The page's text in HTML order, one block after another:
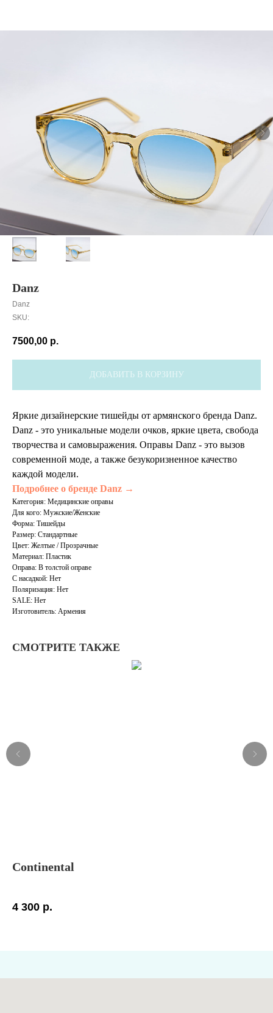
Danz
Danz
SKU:
7500,00 р.
ДОБАВИТЬ В КОРЗИНУ
Яркие дизайнерские тишейды от армянского бренда Danz.
Danz - это уникальные модели очков, яркие цвета, свобода
творчества и самовыражения. Оправы Danz - это вызов
современной моде, а также безукоризненное качество
каждой модели.
Подробнее о бренде Danz →
Категория: Медицинские оправы
Для кого: Мужские/Женские
Форма: Тишейды
Размер: Стандартные
Цвет: Желтые / Прозрачные
Материал: Пластик
Оправа: В толстой оправе
С насадкой: Нет
Поляризация: Нет
SALE: Нет
Изготовитель: Армения
СМОТРИТЕ ТАКЖЕ
Continental
4 300 р.